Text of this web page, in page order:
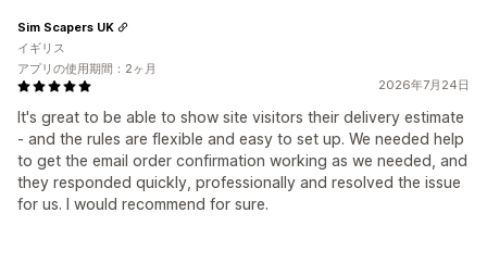
2026年7月24日
It's great to be able to show site visitors their delivery estimate
- and the rules are flexible and easy to set up. We needed help
to get the email order confirmation working as we needed, and
they responded quickly, professionally and resolved the issue
for us. I would recommend for sure.
Sim Scapers UK
イギリス
アプリの使用期間：2ヶ月